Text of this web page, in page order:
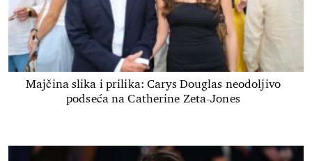
Majčina slika i prilika: Carys Douglas neodoljivo
podseća na Catherine Zeta-Jones